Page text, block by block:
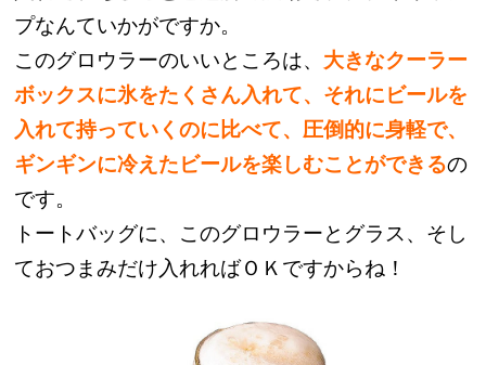
プなんていかがですか。
このグロウラーのいいところは、 大きなクーラー
ボックスに氷をたくさん入れて、それにビールを
入れて持っていくのに比べて、圧倒的に身軽で、
ギンギンに冷えたビールを楽しむことができるの
です。
トートバッグに、このグロウラーとグラス、そし
ておつまみだけ入れればＯＫですからね！